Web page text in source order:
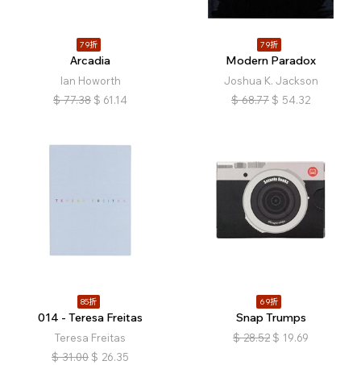
79折
Arcadia
Ian Howorth
$ 77.38 $ 61.14
79折
Modern Paradox
Joshua K. Jackson
$ 68.77 $ 54.32
85折
014 - Teresa Freitas
Teresa Freitas
$ 31.00 $ 26.35
69折
Snap Trumps
$ 28.52 $ 19.69